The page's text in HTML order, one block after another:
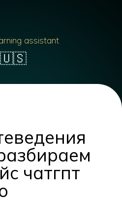
assistant
🇺🇸
чатгпт